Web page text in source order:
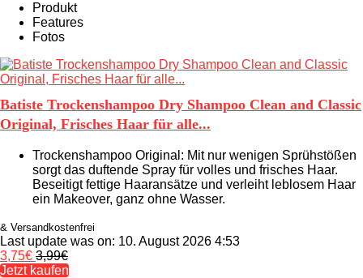
Produkt
Features
Fotos
Batiste Trockenshampoo Dry Shampoo Clean and Classic
Original, Frisches Haar für alle...
Trockenshampoo Original: Mit nur wenigen Sprühstößen
sorgt das duftende Spray für volles und frisches Haar.
Beseitigt fettige Haaransätze und verleiht leblosem Haar
ein Makeover, ganz ohne Wasser.
& Versandkostenfrei
Last update was on: 10. August 2026 4:53
3,75€ 3,99€
Jetzt kaufen